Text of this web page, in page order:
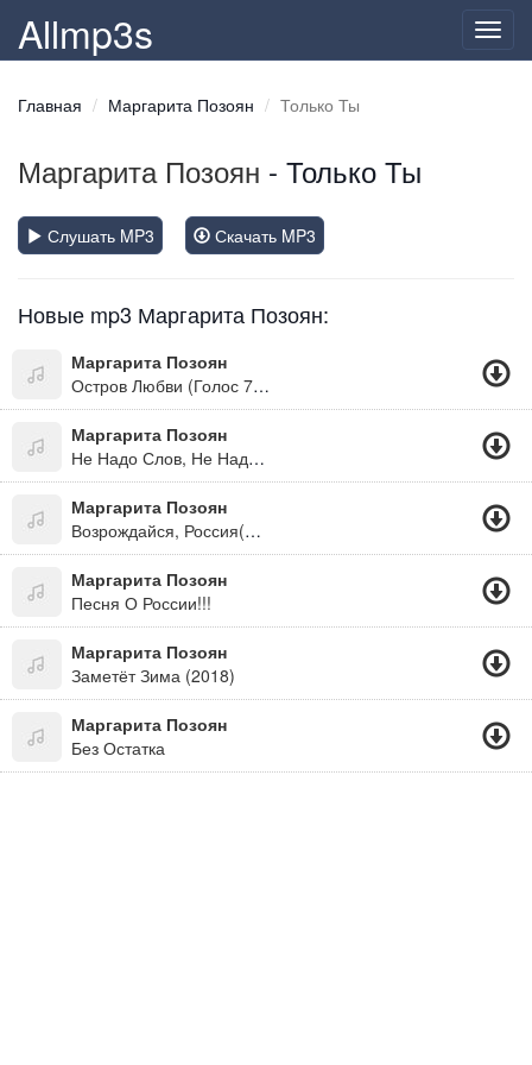
Allmp3s
Главная Маргарита Позоян Только Ты
Маргарита Позоян - Только Ты
Слушать MP3 Скачать MP3
Новые mp3 Маргарита Позоян:
Маргарита Позоян
Остров Любви (Голос 7.12)
Маргарита Позоян
Не Надо Слов, Не Надо Боли. Моя Любовь Теперь На Воле.
Маргарита Позоян
Возрождайся, Россия(Минус-Бэк)
Маргарита Позоян
Песня О России!!!
Маргарита Позоян
Заметёт Зима (2018)
Маргарита Позоян
Без Остатка